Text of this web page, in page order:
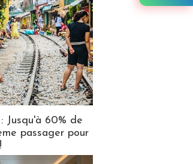
Jusqu'à 60% de
passager pour